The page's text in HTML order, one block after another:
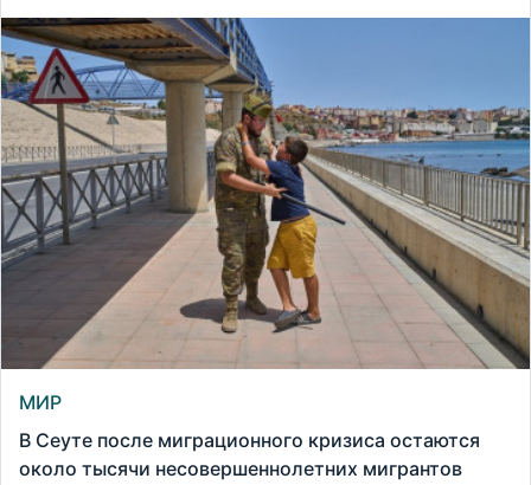
МИР
В Сеуте после миграционного кризиса остаются
около тысячи несовершеннолетних мигрантов